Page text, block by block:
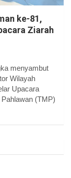
ke-81,
Ziarah
menyambut
Wilayah
Upacara
(TMP)